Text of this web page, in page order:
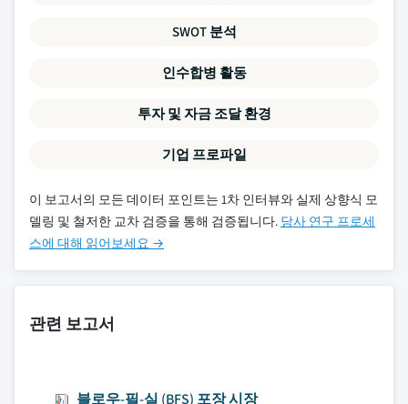
SWOT 분석
인수합병 활동
투자 및 자금 조달 환경
기업 프로파일
이 보고서의 모든 데이터 포인트는 1차 인터뷰와 실제 상향식 모
델링 및 철저한 교차 검증을 통해 검증됩니다. 당사 연구 프로세
스에 대해 읽어보세요 →
관련 보고서
블로우-필-실 (BFS) 포장 시장